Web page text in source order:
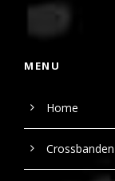
MENU
Home
Crossbanden